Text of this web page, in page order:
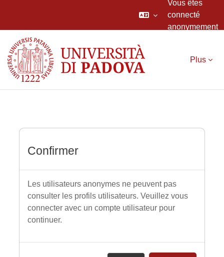
Vous êtes
connecté
anonymement
Plus
Confirmer
Les utilisateurs anonymes ne peuvent pas
consulter les profils utilisateurs. Veuillez vous
connecter avec un compte utilisateur pour
continuer.